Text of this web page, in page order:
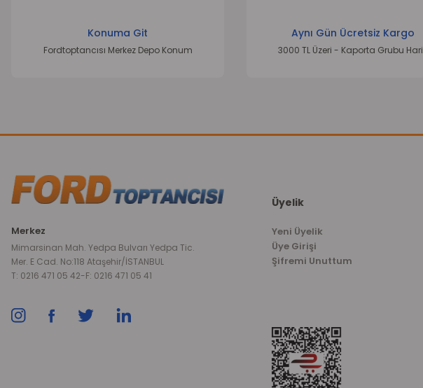
Konuma Git
Fordtoptancısı Merkez Depo Konum
Aynı Gün Ücretsiz Kargo
3000 TL Üzeri - Kaporta Grubu
Merkez
Mimarsinan Mah. Yedpa Bulvarı Yedpa Tic.
Mer. E Cad. No:118 Ataşehir/İSTANBUL
T: 0216 471 05 42-F: 0216 471 05 41
Üyelik
Yeni Üyelik
Üye Girişi
Şifremi Unuttum